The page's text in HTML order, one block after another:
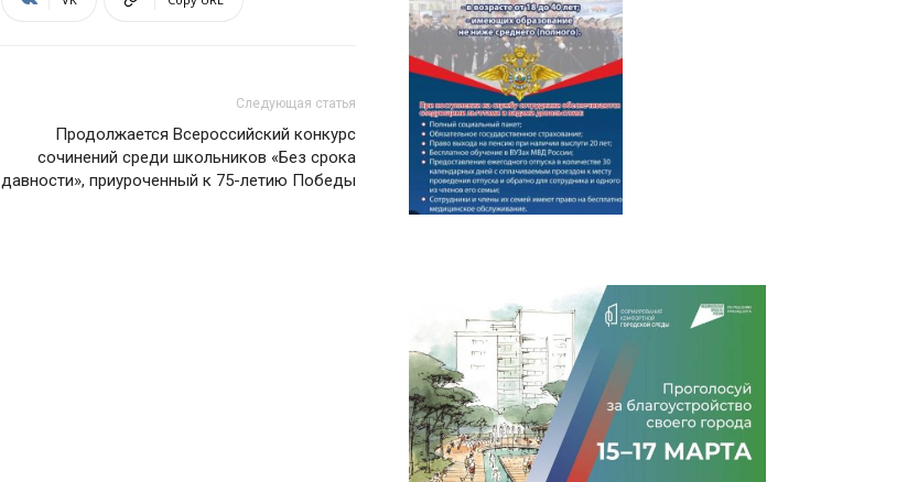
Следующая статья
Продолжается Всероссийский конкурс
сочинений среди школьников «Без срока
давности», приуроченный к 75-летию Победы